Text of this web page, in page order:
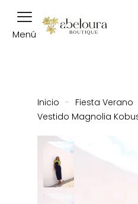
Menú
Inicio - Fiesta Verano
Vestido Magnolia